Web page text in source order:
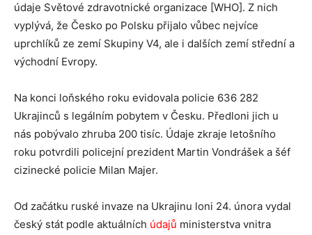
údaje Světové zdravotnické organizace [WHO]. Z nich
vyplývá, že Česko po Polsku přijalo vůbec nejvíce
uprchlíků ze zemí Skupiny V4, ale i dalších zemí střední a
východní Evropy.
Na konci loňského roku evidovala policie 636 282
Ukrajinců s legálním pobytem v Česku. Předloni jich u
nás pobývalo zhruba 200 tisíc. Údaje zkraje letošního
roku potvrdili policejní prezident Martin Vondrášek a šéf
cizinecké policie Milan Majer.
Od začátku ruské invaze na Ukrajinu loni 24. února vydal
český stát podle aktuálních údajů ministerstva vnitra